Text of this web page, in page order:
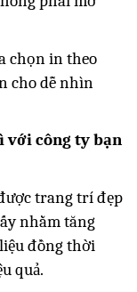
chọn in theo
cho dễ nhìn
với công ty bạn
trang trí đẹp
nhằm tăng
đồng thời
quả.